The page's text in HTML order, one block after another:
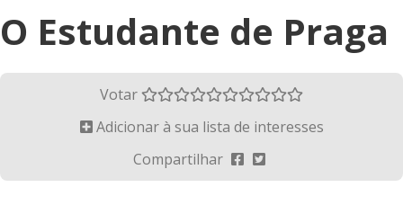
O Estudante de Praga
Votar
Adicionar à sua lista de interesses
Compartilhar